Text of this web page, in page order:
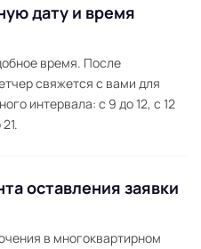
дату и время
время. После
свяжется с вами для
интервала: с 9 до 12, с 12
оставления заявки
в многоквартирном